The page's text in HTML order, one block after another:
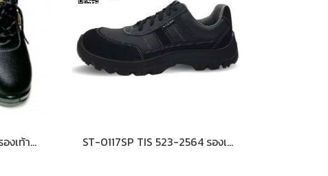
L-7006 TIS 523-2564 รองเท้านิรภัยหุ้มส้น หนังแท้อัดลาย พื้นPU (เสริมพื้น+กันไฟฟ้าสถิตย์) ST-0117SP TIS 523-2564 รองเท้านิรภัยหุ้มส้น